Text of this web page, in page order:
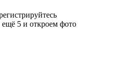
5 и откроем фото